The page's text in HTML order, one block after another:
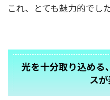
これ、とても魅力的でし
光を十分取り込める
ス